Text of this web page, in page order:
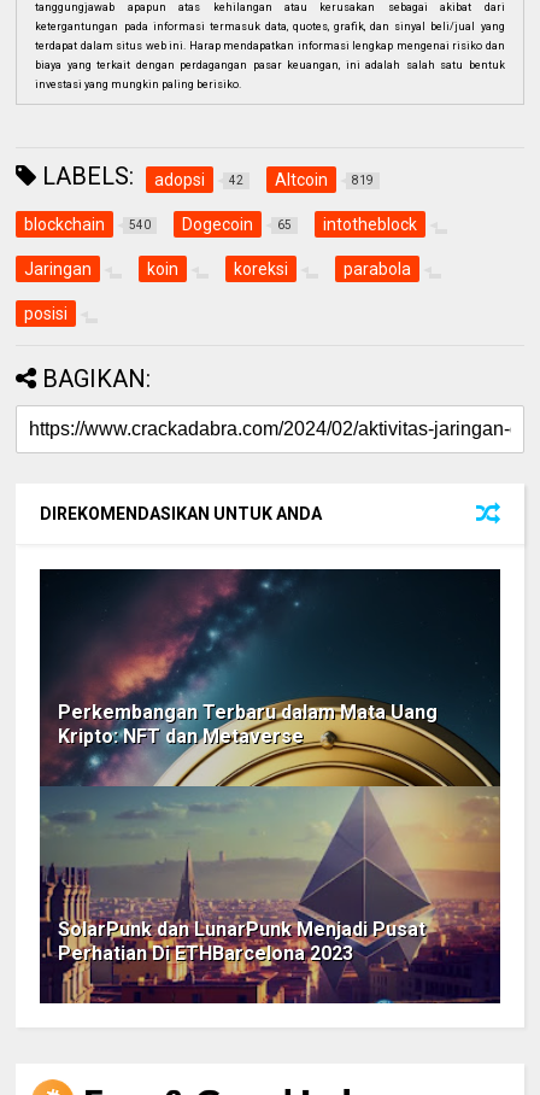
tanggungjawab apapun atas kehilangan atau kerusakan sebagai akibat dari
ketergantungan pada informasi termasuk data, quotes, grafik, dan sinyal beli/jual yang
terdapat dalam situs web ini. Harap mendapatkan informasi lengkap mengenai risiko dan
biaya yang terkait dengan perdagangan pasar keuangan, ini adalah salah satu bentuk
investasi yang mungkin paling berisiko.
LABELS: adopsi 42 Altcoin 819
blockchain 540 Dogecoin 65 intotheblock
Jaringan koin koreksi parabola
posisi
BAGIKAN:
DIREKOMENDASIKAN UNTUK ANDA
Perkembangan Terbaru dalam Mata Uang
Kripto: NFT dan Metaverse
SolarPunk dan LunarPunk Menjadi Pusat
Perhatian Di ETHBarcelona 2023